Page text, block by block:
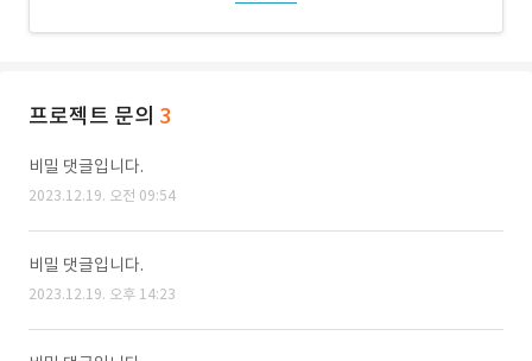
프로젝트 문의 3
비밀 댓글입니다.
2023.12.19. 오전 09:54
비밀 댓글입니다.
2023.12.19. 오후 14:23